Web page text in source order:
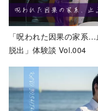
「呪われた因果の家系
脱出」体験談 Vol.004